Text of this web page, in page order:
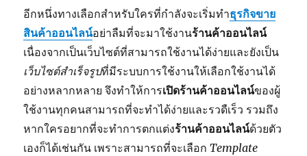
อีกหนึ่งทางเลือกสำหรับใครที่กำลังจะเริ่มทำธุรกิจขาย
สินค้าออนไลน์อย่าลืมที่จะมาใช้งานร้านค้าออนไลน์
เนื่องจากเป็นเว็บไซต์ที่สามารถใช้งานได้ง่ายและยังเป็น
เว็บไซต์สำเร็จรูปที่มีระบบการใช้งานให้เลือกใช้งานได้
อย่างหลากหลาย จึงทำให้การเปิดร้านค้าออนไลน์ของผู้
ใช้งานทุกคนสามารถที่จะทำได้ง่ายและรวดืเร็ว รวมถึง
หากใครอยากที่จะทำการตกแต่งร้านค้าออนไลน์ด้วยตัว
เองก็ได้เช่นกัน เพราะสามารถที่จะเลือกTemplate